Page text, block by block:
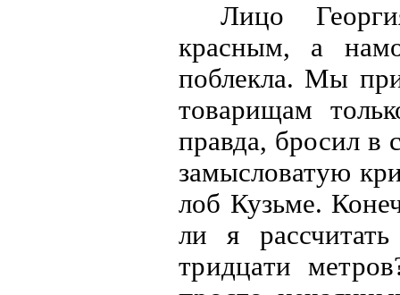
Лицо
красным, а
поблекла. Мы
товарищам
правда, бросил в
замысловатую
лоб Кузьме.
ли я
тридцати